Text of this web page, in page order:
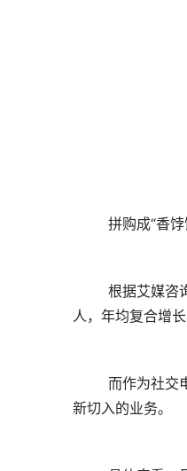
拼购成“香
人，年均复合增
新切入的业务。